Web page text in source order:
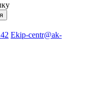
Ekip-centr@ak-